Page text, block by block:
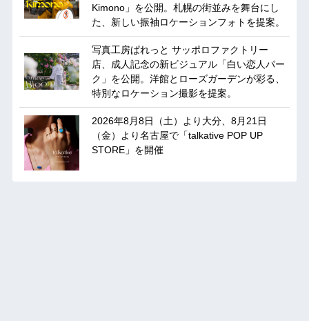
Kimono」を公開。札幌の街並みを舞台にし
た、新しい振袖ロケーションフォトを提案。
写真工房ぱれっと サッポロファクトリー
店、成人記念の新ビジュアル「白い恋人パー
ク」を公開。洋館とローズガーデンが彩る、
特別なロケーション撮影を提案。
2026年8月8日（土）より大分、8月21日
（金）より名古屋で「talkative POP UP
STORE」を開催